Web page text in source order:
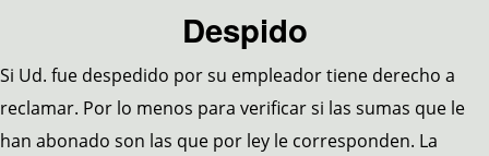
Despido
Si Ud. fue despedido por su empleador tiene derecho a
reclamar. Por lo menos para verificar si las sumas que le
han abonado son las que por ley le corresponden. La